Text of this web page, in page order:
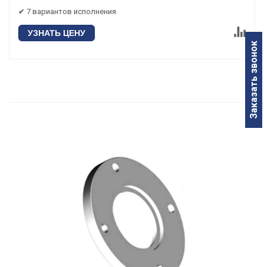
Заказать звонок
✔ 7 вариантов исполнения
УЗНАТЬ ЦЕНУ